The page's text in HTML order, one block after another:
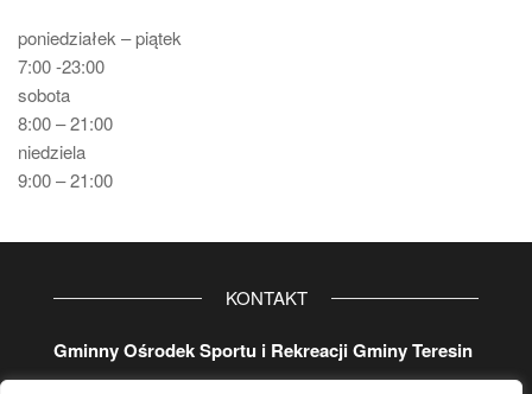
poniedziałek – piątek
7:00 -23:00
sobota
8:00 – 21:00
niedziela
9:00 – 21:00
KONTAKT
Gminny Ośrodek Sportu i Rekreacji Gminy Teresin